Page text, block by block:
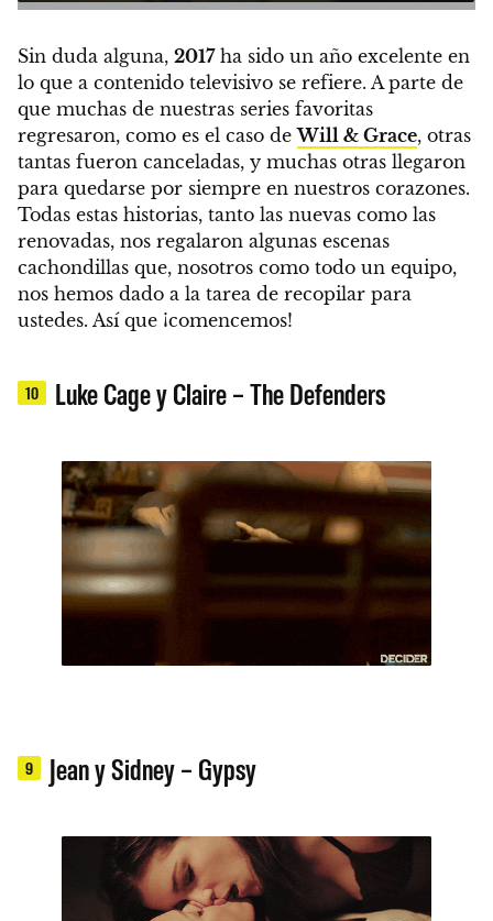
Sin duda alguna, 2017ha sido un año excelente en
lo que a contenido televisivo se refiere. A parte de
que muchas de nuestras series favoritas
regresaron, como es el caso deWill & Grace, otras
tantas fueron canceladas, y muchas otras llegaron
para quedarse por siempre en nuestros corazones.
Todas estas historias, tanto las nuevas como las
renovadas, nos regalaron algunas escenas
cachondillas que, nosotros como todo un equipo,
nos hemos dado a la tarea de recopilar para
ustedes. Así que ¡comencemos!
10 Luke Cage y Claire – The Defenders
9 Jean y Sidney – Gypsy